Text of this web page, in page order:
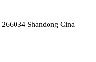
Shandong Cina